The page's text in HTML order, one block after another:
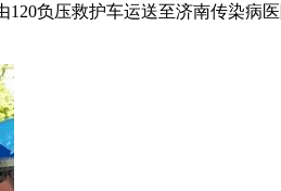
负压救护车运送至济南传染病